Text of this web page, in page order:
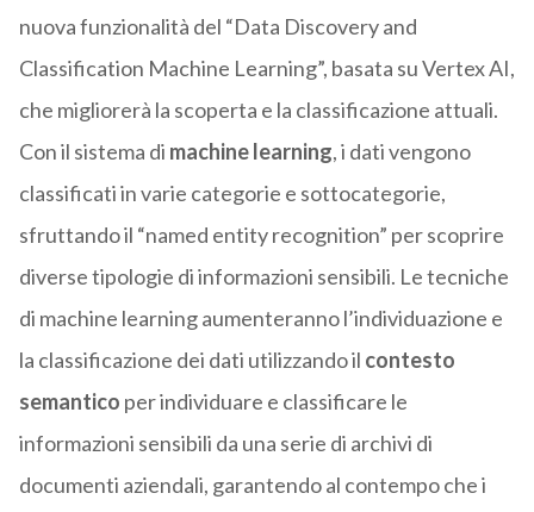
nuova funzionalità del “Data Discovery and
Classification Machine Learning”, basata su Vertex AI,
che migliorerà la scoperta e la classificazione attuali.
Con il sistema di machine learning, i dati vengono
classificati in varie categorie e sottocategorie,
sfruttando il “named entity recognition” per scoprire
diverse tipologie di informazioni sensibili. Le tecniche
di machine learning aumenteranno l’individuazione e
la classificazione dei dati utilizzando il contesto
semantico per individuare e classificare le
informazioni sensibili da una serie di archivi di
documenti aziendali, garantendo al contempo che i